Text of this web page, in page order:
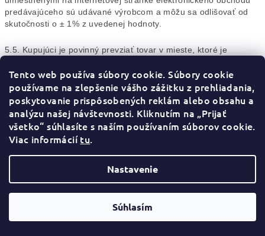
Tento web používa súbory cookie.Súbory cookie
používame na zlepšenie vášho zážitku z prehliadania,
poskytovanie prispôsobených reklám alebo obsahu a
analýzu našej návštevnosti. Kliknutím na „Prijať
všetko“ súhlasíte s naším používaním súborov cookie.
Viac informáciítu.
Nastavenie
Súhlasím
predávajúceho sú udávané výrobcom a môžu sa odlišovať od
skutočnosti o ± 1% z uvedenej hodnoty.
5.5. Kupujúci je povinný prevziať tovar v mieste, ktoré je
kupujúcim dohodnuté v kúpnej zmluve alebo iným spôsobom v
čase pred doručovaním tovaru (ďalej len „Miesto"). Kupujúci je
povinný prevziať tovar v časovom rozsahu, ktoré je
predávajúcim alebo jeho zástupcom, povereným doručiť tovar a
kupujúcim dohodnuté v kúpnej zmluve alebo iným spôsobom v
čase pred doručovaním tovaru (ďalej len „Časový rozsah").
5.6. V prípade, ak predávajúci dopraví tovar kupujúcemu na
Miesto a v Časovom rozsahu, kupujúci je povinný prevziať tovar
osobne alebo zabezpečiť, aby tovar prevzala osoba, ktorú
splnomocní pre prípad svojej neprítomnosti na prevzatie tovaru
a podpísať protokol o zaplatení kúpnej ceny a doručení a
odovzdaní tovaru. Tretia osoba splnomocnená na prevzatie